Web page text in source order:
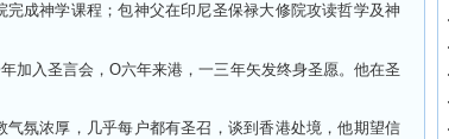
成神学课程；包神父在印尼圣保禄大修院攻读哲学及神
加入圣言会，O六年来港，一三年矢发终身圣愿。他在圣
氛浓厚，几乎每户都有圣召，谈到香港处境，他期望信